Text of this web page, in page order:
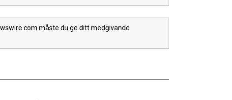
måste du ge ditt medgivande